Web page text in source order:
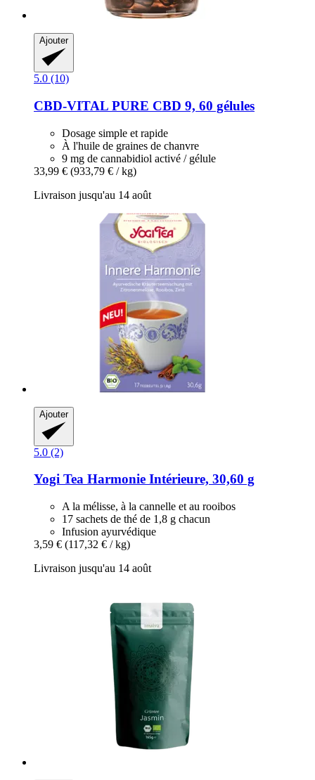
Ajouter
5.0 (10)
CBD-VITAL PURE CBD 9, 60 gélules
Dosage simple et rapide
À l'huile de graines de chanvre
9 mg de cannabidiol activé / gélule
33,99 € (933,79 € / kg)
Livraison jusqu'au 14 août
Ajouter
5.0 (2)
Yogi Tea Harmonie Intérieure, 30,60 g
A la mélisse, à la cannelle et au rooibos
17 sachets de thé de 1,8 g chacun
Infusion ayurvédique
3,59 € (117,32 € / kg)
Livraison jusqu'au 14 août